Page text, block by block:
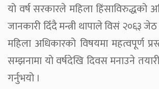
यो वर्ष सरकारले महिला हिंसाविरुद्धको
जानकारी दिँदै मन्त्री थापाले विसं २०६३
महिला अधिकारको विषयमा महत्वपूर्ण
सम्झनामा यो वर्षदेखि दिवस मनाउने
गर्नुभयो ।